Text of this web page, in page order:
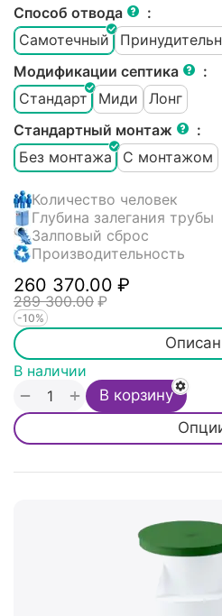
Способ отвода
:
Самотечный
Модификации септика
:
Стандарт
Миди
Лонг
Стандартный монтаж
:
Без монтажа
С монтажом
Количество человек
Глубина залегания трубы
Залповый сброс
Производительность
260 370.00 ₽
289 300.00 ₽
-10%
В наличии
+
− В корзину